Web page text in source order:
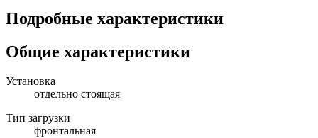
Подробные характеристики
Общие характеристики
Установка
отдельно стоящая
Тип загрузки
фронтальная